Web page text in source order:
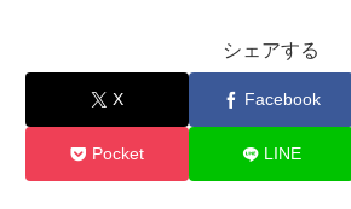
シェアする
X Facebook
Pocket LINE